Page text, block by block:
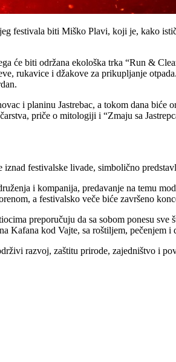
festivala biti Miško Plavi, koji je, kako
će biti održana ekološka trka “Run &
rukavice i džakove za prikupljanje
i planinu Jastrebac, a tokom dana
priče o mitologiji i “Zmaju sa
festivalske livade, simbolično
i kompanija, predavanje na temu
a festivalsko veče biće završeno
preporučuju da sa sobom ponesu
Kafana kod Vajte, sa roštiljem, pečenjem i
razvoj, zaštitu prirode, zajedništvo i